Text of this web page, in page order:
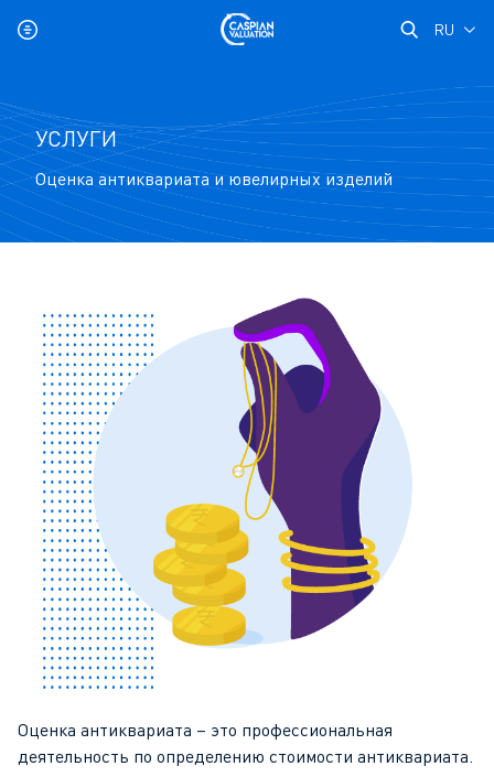
RU
УСЛУГИ
Оценка антиквариата и ювелирных изделий
Оценка антиквариата – это профессиональная
деятельность по определению стоимости антиквариата.